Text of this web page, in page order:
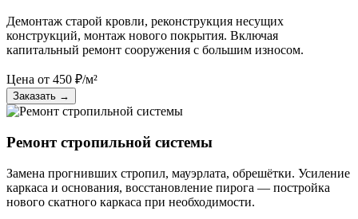
Демонтаж старой кровли, реконструкция несущих
конструкций, монтаж нового покрытия. Включая
капитальный ремонт сооружения с большим износом.
Цена от 450 ₽/м²
Заказать →
Ремонт стропильной системы
Замена прогнивших стропил, мауэрлата, обрешётки. Усиление
каркаса и основания, восстановление пирога — постройка
нового скатного каркаса при необходимости.